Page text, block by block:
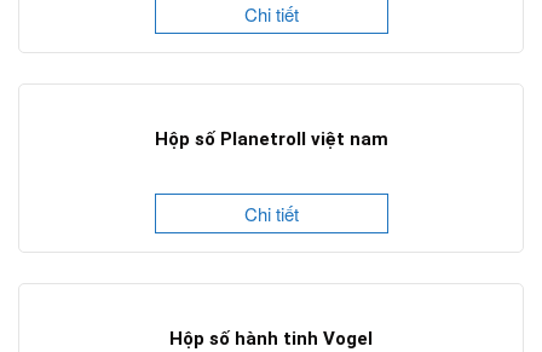
Chi tiết
Hộp số Planetroll việt nam
Chi tiết
Hộp số hành tinh Vogel